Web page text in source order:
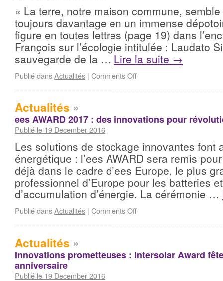
« La terre, notre maison commune,
toujours davantage en un immense
figure en toutes lettres (page 19) dans
François sur l’écologie intitulée : Laudato
sauvegarde de la … Lire la suite →
Publié dansActualités | Comments Off
Actualités »
ees AWARD 2017 : des innovations pour
Publié le 19 December 2016
Les solutions de stockage innovantes font
énergétique : l’ees AWARD sera remis
déjà dans le cadre d’ees Europe, le plus
professionnel d’Europe pour les batteries
d’accumulation d’énergie. La cérémonie …
Publié dansActualités | Comments Off
Actualités »
Innovations prometteuses : Intersolar Award
anniversaire
Publié le 19 December 2016